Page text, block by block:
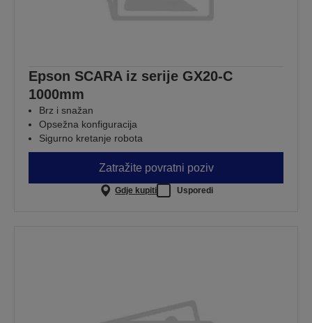
Epson SCARA iz serije GX20-C
1000mm
Brz i snažan
Opsežna konfiguracija
Sigurno kretanje robota
Zatražite povratni poziv
Gdje kupiti Usporedi